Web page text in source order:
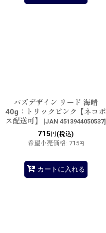
パズデザイン リード 海晴
40g：トリックピンク【ネコポ
ス配送可】
[JAN 4513944050537]
715 円(税込)
希望小売価格: 715円
カートに入れる